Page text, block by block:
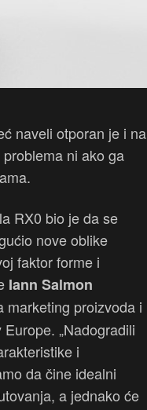
naveli otporan je i na
ni ako ga
RX0 bio je da se
nove oblike
faktor forme i
Iann Salmon
marketing proizvoda i
„Nadogradili
i
da čine idealni
a jednako će